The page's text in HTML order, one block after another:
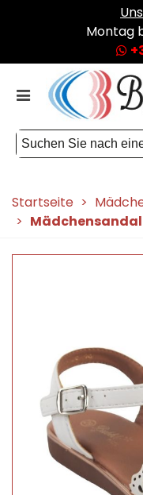
Montag
Startseite >
> Mädchensandale